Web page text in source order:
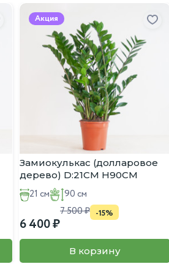
Акция
Замиокулькас (долларовое
дерево) D:21CM H90CM
21 см 90 см
6 400
7 500 -15%
В корзину